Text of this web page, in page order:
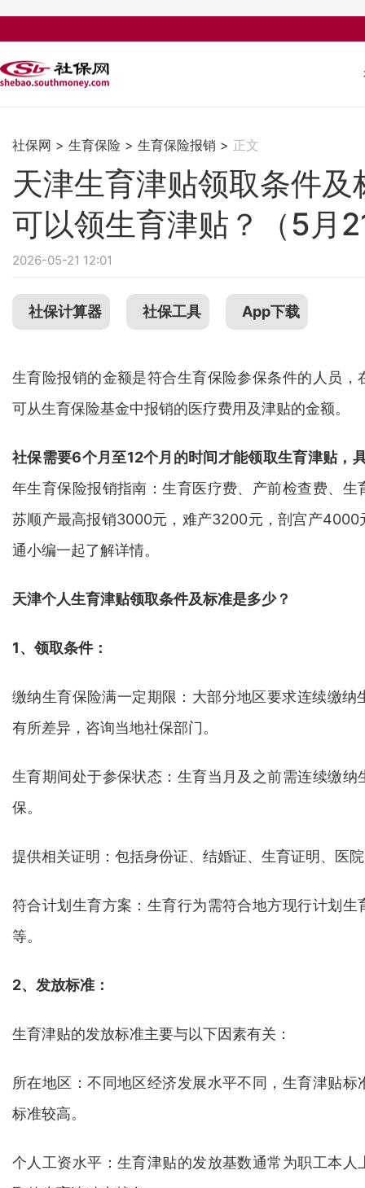
社保网 > 生育保险 > 生育保险报销 > 正文
天津生育津贴领取条件
可以领生育津贴？（5月
2026-05-21 12:01
社保计算器 社保工具 App下载
生育险报销的金额是符合生育保险参保条件的人员
可从生育保险基金中报销的医疗费用及津贴的金额。
社保需要6个月至12个月的时间才能领取生育津贴，
年生育保险报销指南：生育医疗费、产前检查费、
苏顺产最高报销3000元，难产3200元，剖宫产4000
通小编一起了解详情。
天津个人生育津贴领取条件及标准是多少？
1、领取条件：
缴纳生育保险满一定期限：大部分地区要求连续缴纳
有所差异，咨询当地社保部门。
生育期间处于参保状态：生育当月及之前需连续缴
保。
提供相关证明：包括身份证、结婚证、生育证明、医
符合计划生育方案：生育行为需符合地方现行计划
等。
2、发放标准：
生育津贴的发放标准主要与以下因素有关：
所在地区：不同地区经济发展水平不同，生育津贴
标准较高。
个人工资水平：生育津贴的发放基数通常为职工本